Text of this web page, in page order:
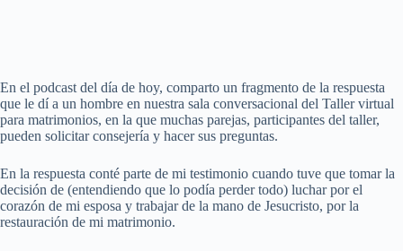
En el podcast del día de hoy, comparto un fragmento de la respuesta
que le dí a un hombre en nuestra sala conversacional del Taller virtual
para matrimonios, en la que muchas parejas, participantes del taller,
pueden solicitar consejería y hacer sus preguntas.
En la respuesta conté parte de mi testimonio cuando tuve que tomar la
decisión de (entendiendo que lo podía perder todo) luchar por el
corazón de mi esposa y trabajar de la mano de Jesucristo, por la
restauración de mi matrimonio.